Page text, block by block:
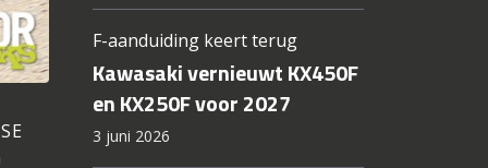
F-aanduiding keert terug
Kawasaki vernieuwt KX450F
en KX250F voor 2027
3 juni 2026